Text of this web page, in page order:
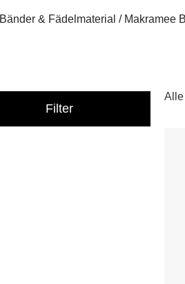
Bänder & Fädelmaterial / Makramee
Filter